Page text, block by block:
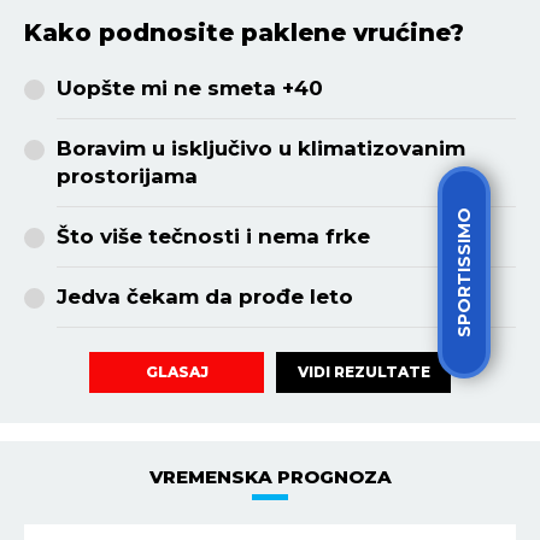
SPORTISSIMO
Kako podnosite paklene vrućine?
Uopšte mi ne smeta +40
Boravim u isključivo u klimatizovanim
prostorijama
Što više tečnosti i nema frke
Jedva čekam da prođe leto
GLASAJ VIDI REZULTATE
VREMENSKA PROGNOZA